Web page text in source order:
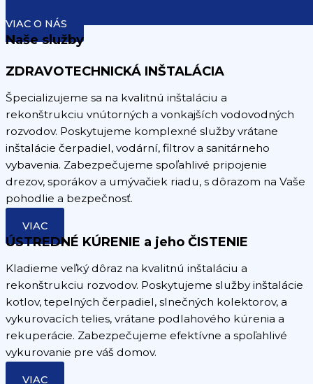
VIAC O NÁS
Naše služby
ZDRAVOTECHNICKÁ INŠTALÁCIA
Špecializujeme sa na kvalitnú inštaláciu a
rekonštrukciu vnútorných a vonkajších vodovodných
rozvodov. Poskytujeme komplexné služby vrátane
inštalácie čerpadiel, vodární, filtrov a sanitárneho
vybavenia. Zabezpečujeme spoľahlivé pripojenie
drezov, sporákov a umývačiek riadu, s dôrazom na Vaše
pohodlie a bezpečnosť.
VIAC
ÚSTREDNÉ KÚRENIE a jeho ČISTENIE
Kladieme veľký dôraz na kvalitnú inštaláciu a
rekonštrukciu rozvodov. Poskytujeme služby inštalácie
kotlov, tepelných čerpadiel, slnečných kolektorov, a
vykurovacích telies, vrátane podlahového kúrenia a
rekuperácie. Zabezpečujeme efektívne a spoľahlivé
vykurovanie pre váš domov.
VIAC